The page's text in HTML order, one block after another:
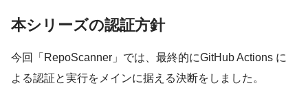
本シリーズの認証方針
今回「RepoScanner」では、最終的にGitHub Actions に
よる認証と実行をメインに据える決断をしました。